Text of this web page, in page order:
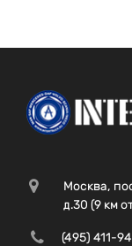
Москва,
д.30 (9 км
(495) 411-